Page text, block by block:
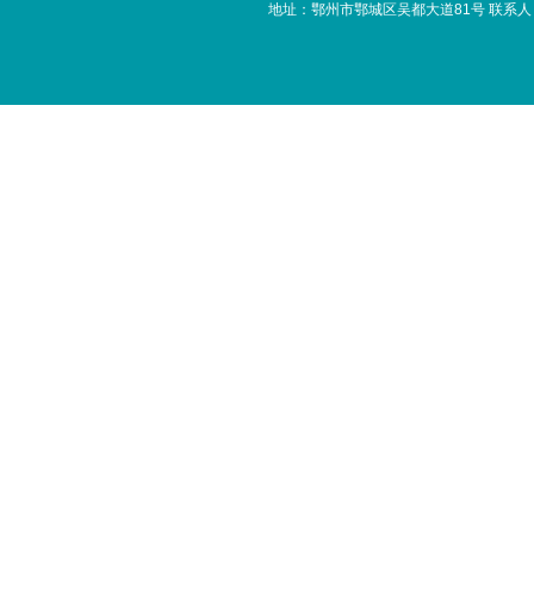
地址：鄂州市鄂城区吴都大道81号 联系